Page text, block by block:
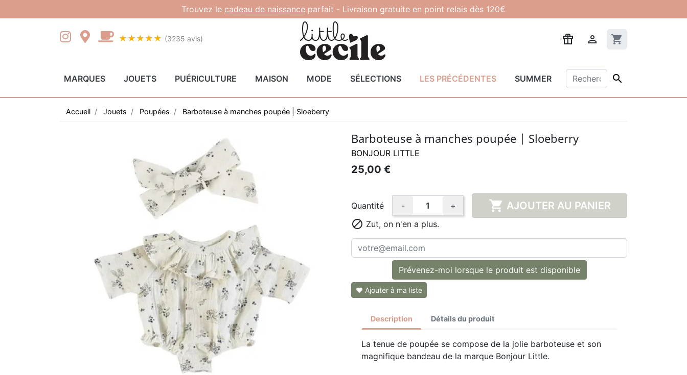
Trouvez le cadeau de naissance parfait - Livraison gratuite en point relais dès 120€
★★★★★ (3235 avis)  shopping_cart
MARQUES JOUETS PUÉRICULTURE MAISON MODE SÉLECTIONS LES PRÉCÉDENTES SUMMER 
Accueil Jouets Poupées Barboteuse à manches poupée | Sloeberry
Barboteuse à manches poupée | Sloeberry
BONJOUR LITTLE
25,00 €
Quantité - +  AJOUTER AU PANIER
 Zut, on n'en a plus.
Prévenez-moi lorsque le produit est disponible
❤ Ajouter à ma liste
Description Détails du produit
La tenue de poupée se compose de la jolie barboteuse et son
magnifique bandeau de la marque Bonjour Little.